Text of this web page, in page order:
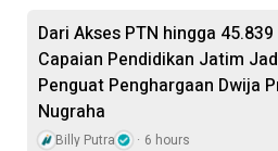
Dari Akses PTN hingga
Capaian Pendidikan Jatim
Penguat Penghargaan Dwija
Nugraha
Billy Putra 6 hours